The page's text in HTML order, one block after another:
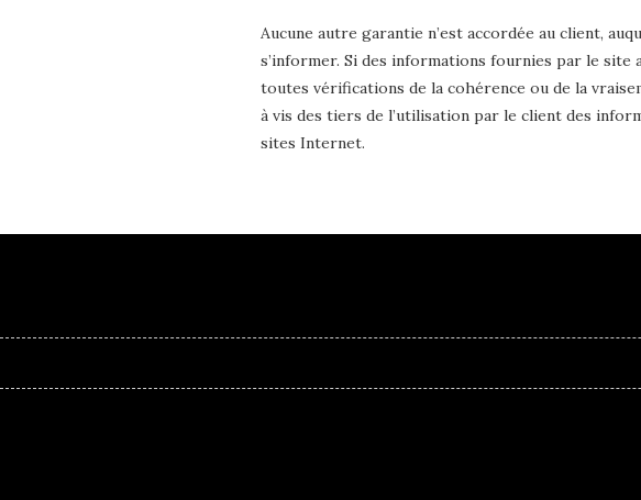
Aucune autre garantie n’est accordée au client,
s’informer. Si des informations fournies par le
toutes vérifications de la cohérence ou de la
à vis des tiers de l’utilisation par le client des
sites Internet.